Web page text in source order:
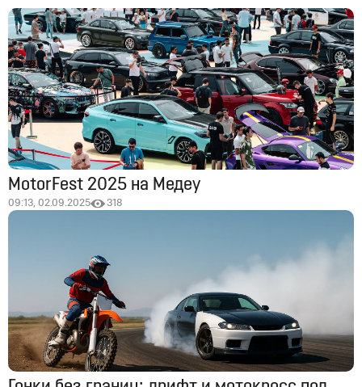
MotorFest 2025 на Медеу
09:13, 02.09.2025 318